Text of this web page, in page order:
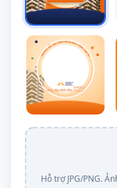
Hỗ trợ JPG/PNG.